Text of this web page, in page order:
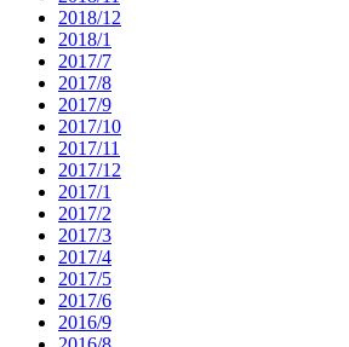
2018/12
2018/1
2017/7
2017/8
2017/9
2017/10
2017/11
2017/12
2017/1
2017/2
2017/3
2017/4
2017/5
2017/6
2016/9